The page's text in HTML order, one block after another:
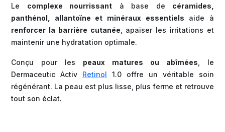
Le complexe nourrissant à base de céramides,
panthénol, allantoïne et minéraux essentiels aide à
renforcer la barrière cutanée , apaiser les irritations et
maintenir une hydratation optimale.
Conçu pour les peaux matures ou abîmées , le
Dermaceutic Activ Retinol 1.0 offre un véritable soin
régénérant. La peau est plus lisse, plus ferme et retrouve
tout son éclat.